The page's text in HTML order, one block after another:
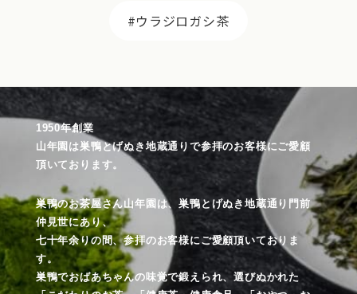
ウラジロガシ茶
1950年創業
山年園は巣鴨とげぬき地蔵通りで参拝のお客様にご愛顧
頂いております。
巣鴨のお茶屋さん山年園は、巣鴨とげぬき地蔵通り門前
仲見世にあり、
七十年余りの間、参拝のお客様にご愛顧頂いておりま
す。
巣鴨でおばあちゃんの味覚で鍛えられ、選びぬかれた